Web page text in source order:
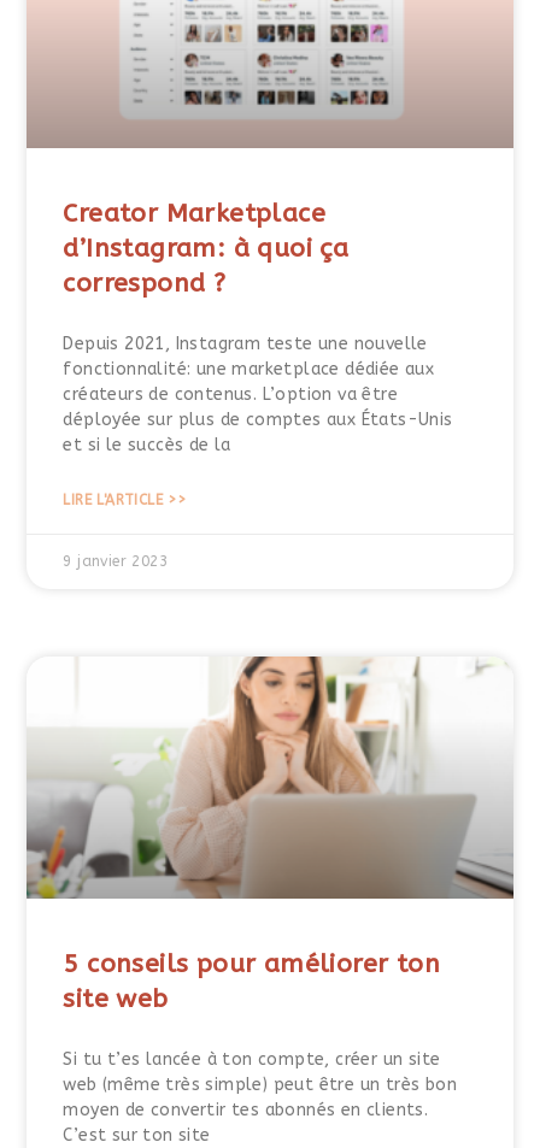
Creator Marketplace
d’Instagram: à quoi ça
correspond ?
Depuis 2021, Instagram teste une nouvelle
fonctionnalité: une marketplace dédiée aux
créateurs de contenus. L’option va être
déployée sur plus de comptes aux États-Unis
et si le succès de la
LIRE L'ARTICLE >>
9 janvier 2023
5 conseils pour améliorer ton
site web
Si tu t’es lancée à ton compte, créer un site
web (même très simple) peut être un très bon
moyen de convertir tes abonnés en clients.
C’est sur ton site